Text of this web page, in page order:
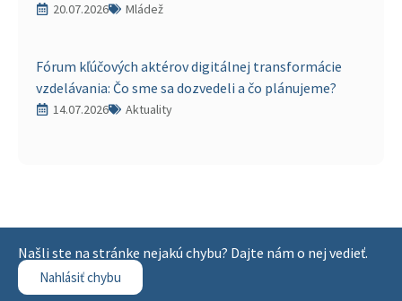
20.07.2026 Mládež
Fórum kľúčových aktérov digitálnej transformácie
vzdelávania: Čo sme sa dozvedeli a čo plánujeme?
14.07.2026 Aktuality
Našli ste na stránke nejakú chybu? Dajte nám o nej vedieť.
Nahlásiť chybu